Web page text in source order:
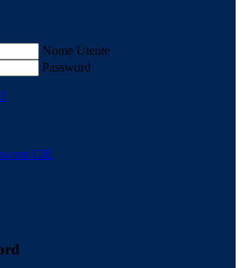
Nome Utente
Password
con CIE